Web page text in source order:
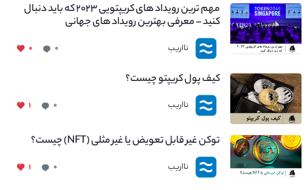
مهم ترین رویداد های کریپتویی ۲۰۲۳ که باید دنبال
کنید – معرفی بهترین رویداد های جهانی
نااریب ۰ ۰
کیف پول کریپتو چیست؟
نااریب ۰ ۱
توکن غیر قابل تعویض یا غیر مثلی (NFT) چیست؟
نااریب ۰ ۱